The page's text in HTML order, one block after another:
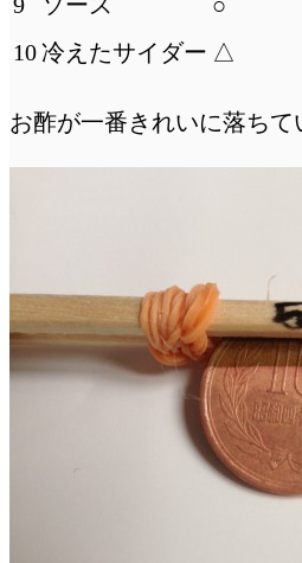
10冷えたサイダー △
お酢が一番きれいに落ちて